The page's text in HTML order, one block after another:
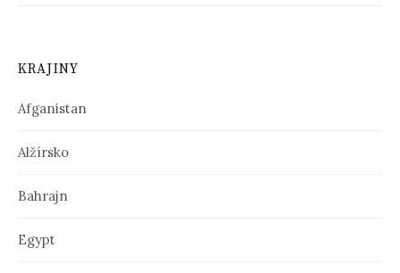
KRAJINY
Afganistan
Alžírsko
Bahrajn
Egypt